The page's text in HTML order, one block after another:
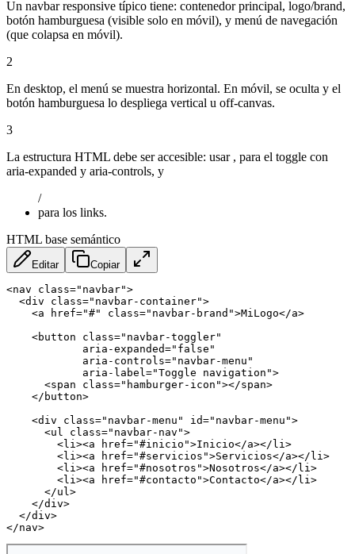
Un navbar responsive típico tiene: contenedor principal, logo/brand,
botón hamburguesa (visible solo en móvil), y menú de navegación
(que colapsa en móvil).
2
En desktop, el menú se muestra horizontal. En móvil, se oculta y el
botón hamburguesa lo despliega vertical u off-canvas.
3
La estructura HTML debe ser accesible: usar , para el toggle con
aria-expanded y aria-controls, y
/
para los links.
HTML base semántico
Editar Copiar
<nav class=" navbar">
<div class=" navbar-container">
<a href="#" class=" navbar-brand ">MiLogo</a>
<button class=" navbar-toggler"
aria-expanded=" false "
aria-controls=" navbar-menu "
aria-label ="Toggle navigation ">
<span class=" hamburger-icon "></span>
</ button>
<div class=" navbar-menu " id=" navbar-menu ">
<ul class=" navbar-nav ">
<li ><a href="#inicio ">Inicio</a></li >
<li ><a href="#servicios ">Servicios</a></li >
<li ><a href="#nosotros ">Nosotros</a></li >
<li ><a href="#contacto ">Contacto</a></li >
</ul >
</div>
</div>
</nav>